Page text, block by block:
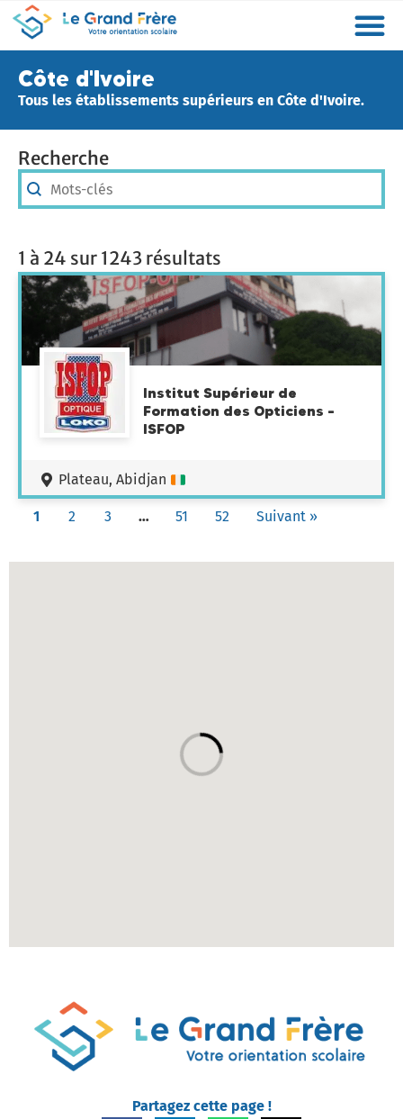
Côte d'Ivoire
Tous les établissements supérieurs en Côte d'Ivoire.
Recherche
Recherche
Recherche
1 à 24 sur 1243 résultats
Institut Supérieur de
Formation des Opticiens –
ISFOP
Plateau, Abidjan
1 2 3 … 51 52 Suivant »
Partagez cette page !